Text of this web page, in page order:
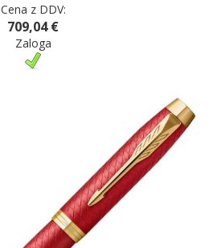
Cena z DDV:
709,04 €
Zaloga